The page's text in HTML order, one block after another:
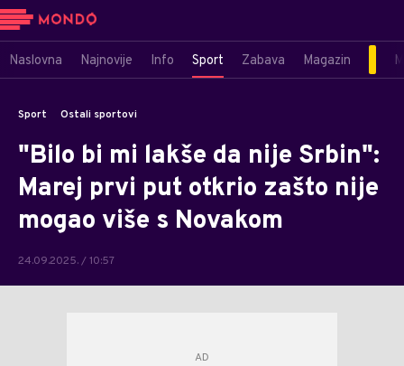
Naslovna Najnovije Info Sport Zabava Magazin
Sport Ostali sportovi
"Bilo bi mi lakše da nije Srbin":
Marej prvi put otkrio zašto nije
mogao više s Novakom
24.09.2025. / 10:57